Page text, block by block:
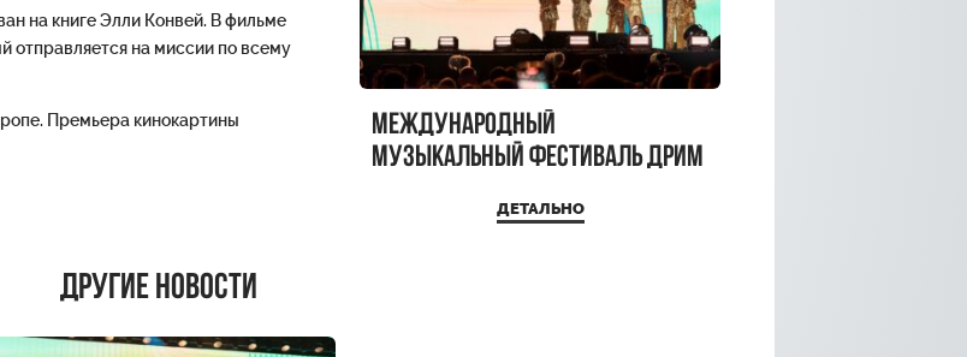
на книге Элли Конвей. В фильме
отправляется на миссии по всему
Премьера кинокартины
Международный
музыкальный фестиваль ДРИМ
ДЕТАЛЬНО
Другие новости